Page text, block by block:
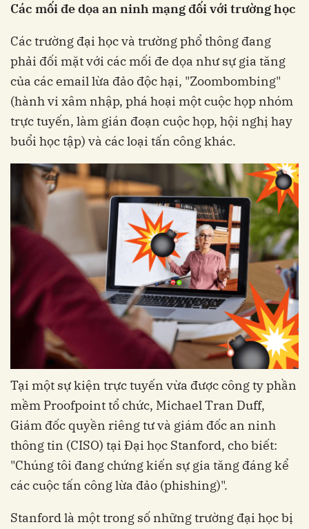
Các mối đe dọa an ninh mạng đối với trường học
Các trường đại học và trường phổ thông đang
phải đối mặt với các mối đe dọa như sự gia tăng
của các email lừa đảo độc hại, "Zoombombing"
(hành vi xâm nhập, phá hoại một cuộc họp nhóm
trực tuyến, làm gián đoạn cuộc họp, hội nghị hay
buổi học tập) và các loại tấn công khác.
Tại một sự kiện trực tuyến vừa được công ty phần
mềm Proofpoint tổ chức, Michael Tran Duff,
Giám đốc quyền riêng tư và giám đốc an ninh
thông tin (CISO) tại Đại học Stanford, cho biết:
"Chúng tôi đang chứng kiến sự gia tăng đáng kể
các cuộc tấn công lừa đảo (phishing)".
Stanford là một trong số những trường đại học bị